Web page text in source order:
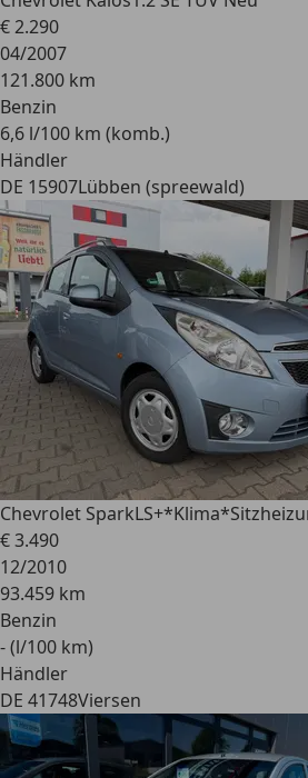
€ 2.290
04/2007
121.800 km
Benzin
6,6 l/100 km (komb.)
Händler
DE 15907Lübben (spreewald)
Chevrolet Spark
€ 3.490
12/2010
93.459 km
Benzin
- (l/100 km)
Händler
DE 41748Viersen